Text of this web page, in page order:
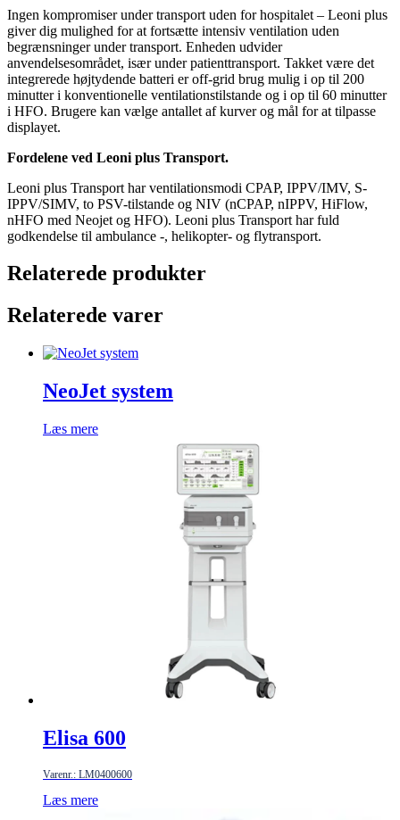
Ingen kompromiser under transport uden for hospitalet – Leoni plus
giver dig mulighed for at fortsætte intensiv ventilation uden
begrænsninger under transport. Enheden udvider
anvendelsesområdet, især under patienttransport. Takket være det
integrerede højtydende batteri er off-grid brug mulig i op til 200
minutter i konventionelle ventilationstilstande og i op til 60 minutter
i HFO. Brugere kan vælge antallet af kurver og mål for at tilpasse
displayet.
Fordelene ved Leoni plus Transport.
Leoni plus Transport har ventilationsmodi CPAP, IPPV/IMV, S-
IPPV/SIMV, to PSV-tilstande og NIV (nCPAP, nIPPV, HiFlow,
nHFO med Neojet og HFO). Leoni plus Transport har fuld
godkendelse til ambulance -, helikopter- og flytransport.
Relaterede produkter
Relaterede varer
NeoJet system
Læs mere
Elisa 600
Varenr.: LM0400600
Læs mere